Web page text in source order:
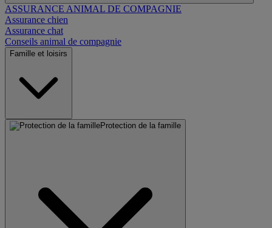
ASSURANCE ANIMAL DE COMPAGNIE
Assurance chien
Assurance chat
Conseils animal de compagnie
Famille et loisirs
Protection de la famille